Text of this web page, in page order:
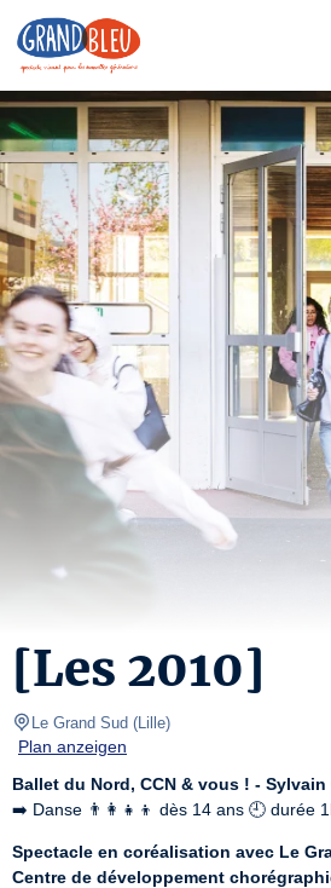
[Les 2010]
Le Grand Sud (Lille)
Plan anzeigen
Ballet du Nord, CCN & vous ! - Sylvain
➡️ Danse 👨‍👩‍👧‍👦 dès 14 ans 🕘 durée
Spectacle en coréalisation avec Le
Centre de développement